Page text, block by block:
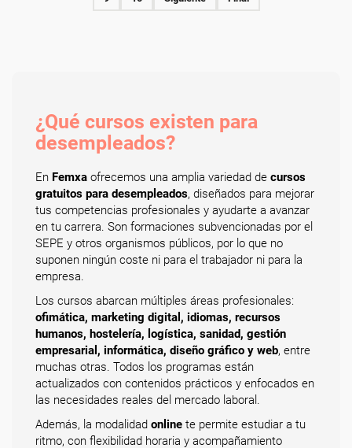
¿Qué cursos existen para
desempleados?
En Femxa ofrecemos una amplia variedad de cursos
gratuitos para desempleados, diseñados para mejorar
tus competencias profesionales y ayudarte a avanzar
en tu carrera. Son formaciones subvencionadas por el
SEPE y otros organismos públicos, por lo que no
suponen ningún coste ni para el trabajador ni para la
empresa.
Los cursos abarcan múltiples áreas profesionales:
ofimática, marketing digital, idiomas, recursos
humanos, hostelería, logística, sanidad, gestión
empresarial, informática, diseño gráfico y web, entre
muchas otras. Todos los programas están
actualizados con contenidos prácticos y enfocados en
las necesidades reales del mercado laboral.
Además, la modalidad online te permite estudiar a tu
ritmo, con flexibilidad horaria y acompañamiento